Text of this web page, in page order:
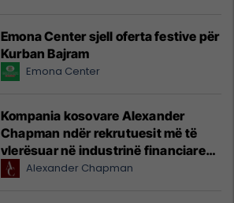
Emona Center sjell oferta festive për
Kurban Bajram
Emona Center
Kompania kosovare Alexander
Chapman ndër rekrutuesit më të
vlerësuar në industrinë financiare
globaleAlexander Chapman